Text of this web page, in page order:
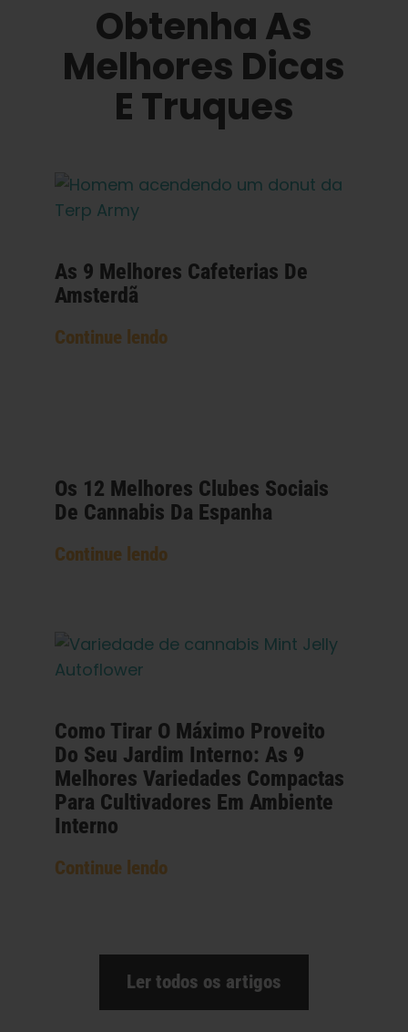
Obtenha As
Melhores Dicas
E Truques
As 9 Melhores Cafeterias De
Amsterdã
Continue lendo
Os 12 Melhores Clubes Sociais
De Cannabis Da Espanha
Continue lendo
Como Tirar O Máximo Proveito
Do Seu Jardim Interno: As 9
Melhores Variedades Compactas
Para Cultivadores Em Ambiente
Interno
Continue lendo
Ler todos os artigos